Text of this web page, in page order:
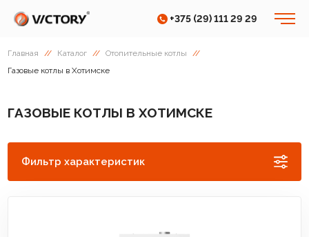
+375 (29) 111 29 29
Главная // Каталог // Отопительные котлы
//
Газовые котлы в Хотимске
ГАЗОВЫЕ КОТЛЫ В ХОТИМСКЕ
Фильтр характеристик